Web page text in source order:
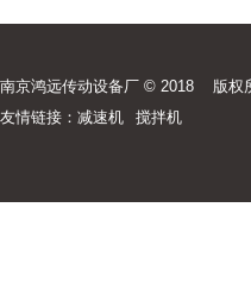
南京鸿远传动设备厂 © 2018 版权
友情链接： 减速机 搅拌机